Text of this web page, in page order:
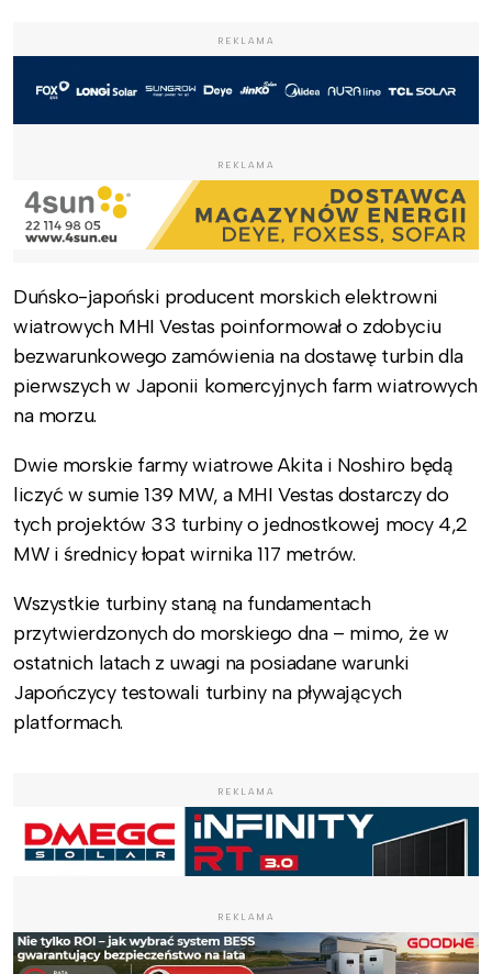
REKLAMA
REKLAMA
Duńsko-japoński producent morskich elektrowni
wiatrowych MHI Vestas poinformował o zdobyciu
bezwarunkowego zamówienia na dostawę turbin dla
pierwszych w Japonii komercyjnych farm wiatrowych
na morzu.
Dwie morskie farmy wiatrowe Akita i Noshiro będą
liczyć w sumie 139 MW, a MHI Vestas dostarczy do
tych projektów 33 turbiny o jednostkowej mocy 4,2
MW i średnicy łopat wirnika 117 metrów.
Wszystkie turbiny staną na fundamentach
przytwierdzonych do morskiego dna – mimo, że w
ostatnich latach z uwagi na posiadane warunki
Japończycy testowali turbiny na pływających
platformach.
REKLAMA
REKLAMA